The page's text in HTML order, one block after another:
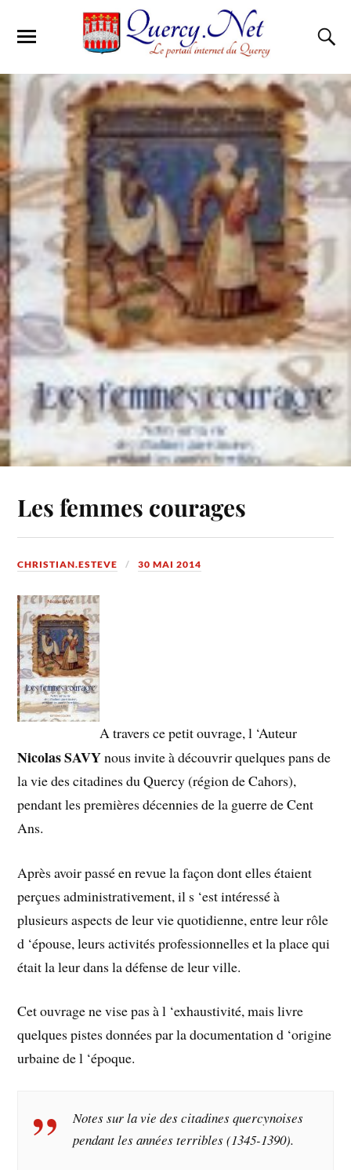
Les femmes courages
CHRISTIAN.ESTEVE 30 MAI 2014
A travers ce petit ouvrage, l ‘Auteur
Nicolas SAVYnous invite à découvrir quelques pans de
la vie des citadines du Quercy (région de Cahors),
pendant les premières décennies de la guerre de Cent
Ans.
Après avoir passé en revue la façon dont elles étaient
perçues administrativement, il s ‘est intéressé à
plusieurs aspects de leur vie quotidienne, entre leur rôle
d ‘épouse, leurs activités professionnelles et la place qui
était la leur dans la défense de leur ville.
Cet ouvrage ne vise pas à l ‘exhaustivité, mais livre
quelques pistes données par la documentation d ‘origine
urbaine de l ‘époque.
Notes sur la vie des citadines quercynoises
pendant les années terribles (1345-1390).